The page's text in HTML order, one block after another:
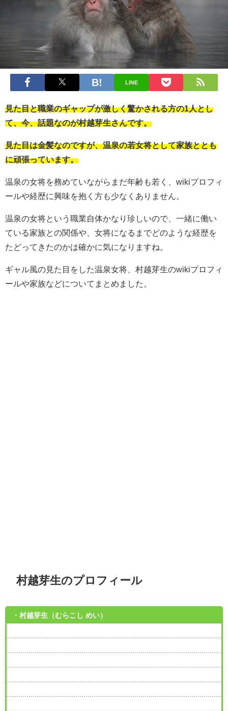
LINE
見た目と職業のギャップが激しく驚かされる方の1人とし
て、今、話題なのが村越芽生さんです。
見た目は金髪なのですが、温泉の若女将として家族ととも
に頑張っています。
温泉の女将を務めていながらまだ年齢も若く、wikiプロフィ
ールや経歴に興味を抱く方も少なくありません。
温泉の女将という職業自体かなり珍しいので、一緒に働い
ている家族との関係や、女将になるまでどのような経歴を
たどってきたのかは確かに気になりますね。
ギャル風の見た目をした温泉女将、村越芽生のwikiプロフィ
ールや家族などについてまとめました。
村越芽生のプロフィール
・村越芽生（むらこし めい）